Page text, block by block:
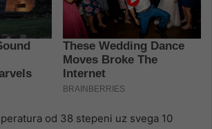
od 38 stepeni uz svega 10